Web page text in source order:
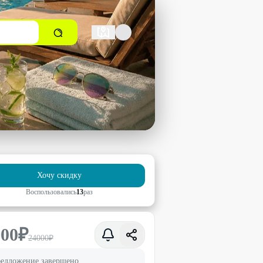
Хочу скидку
Воспользовались13раз
₽24000₽
завершено